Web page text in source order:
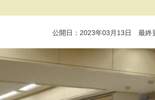
公開日：2023年03月13日 最終